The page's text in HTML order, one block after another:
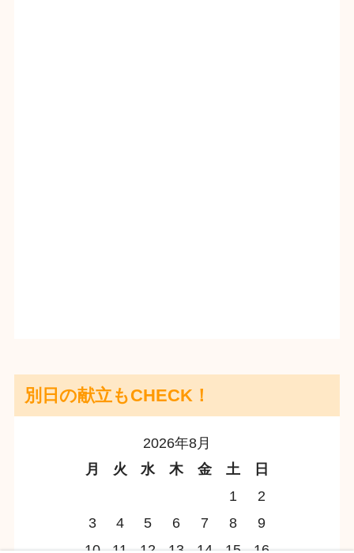
別日の献立もCHECK！
2026年8月
月
火 水 木 金 土
日
1
2
3
4 5 6 7 8
9